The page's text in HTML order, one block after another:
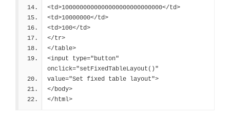
<td>1000000000000000000000000000</td>
<td>10000000</td>
<td>100</td>
</tr>
</table>
<input type="button"
onclick="setFixedTableLayout()"
value="Set fixed table layout">
</body>
</html>